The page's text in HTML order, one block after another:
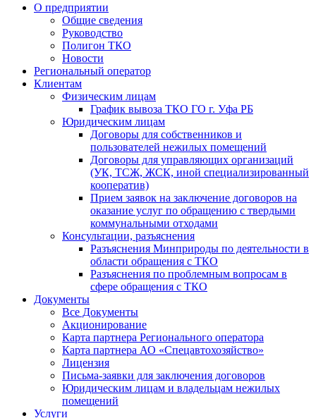
О предприятии
Общие сведения
Руководство
Полигон ТКО
Новости
Региональный оператор
Клиентам
Физическим лицам
График вывоза ТКО ГО г. Уфа РБ
Юридическим лицам
Договоры для собственников и
пользователей нежилых помещений
Договоры для управляющих организаций
(УК, ТСЖ, ЖСК, иной специализированный
кооператив)
Прием заявок на заключение договоров на
оказание услуг по обращению с твердыми
коммунальными отходами
Консультации, разъяснения
Разъяснения Минприроды по деятельности в
области обращения с ТКО
Разъяснения по проблемным вопросам в
сфере обращения с ТКО
Документы
Все Документы
Акционирование
Карта партнера Регионального оператора
Карта партнера АО «Спецавтохозяйство»
Лицензия
Письма-заявки для заключения договоров
Юридическим лицам и владельцам нежилых
помещений
Услуги